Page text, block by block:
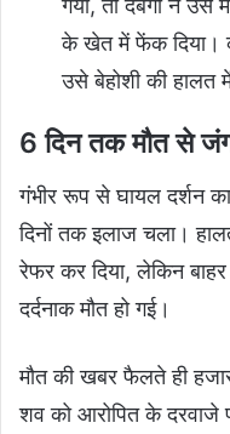
गया, तो दबंगों ने
के खेत में फेंक दिया।
उसे बेहोशी की हालत
6 दिन तक मौत से
गंभीर रूप से घायल दर्शन
दिनों तक इलाज चला।
रेफर कर दिया, लेकिन
दर्दनाक मौत हो गई।
मौत की खबर फैलते ही
शव को आरोपित के दरवाजे